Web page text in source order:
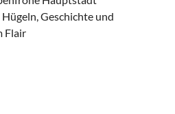
Geschichte und
Flair